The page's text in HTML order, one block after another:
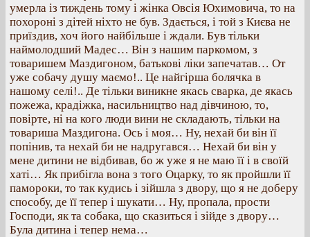
умерла із тиждень тому і жінка Овсія Юхимовича, то на
похороні з дітей ніхто не був. Здається, і той з Києва не
приїздив, хоч його найбільше і ждали. Був тільки
наймолодший Мадес… Він з нашим паркомом, з
товаришем Маздигоном, батькові ліки запечатав… От
уже собачу душу маємо!.. Це найгірша болячка в
нашому селі!.. Де тільки виникне якась сварка, де якась
пожежа, крадіжка, насильництво над дівчиною, то,
повірте, ні на кого люди вини не складають, тільки на
товариша Маздигона. Ось і моя… Ну, нехай би він її
попінив, та нехай би не надругався… Нехай би він у
мене дитини не відбивав, бо ж уже я не маю її і в своїй
хаті… Як прибігла вона з того Оцарку, то як пройшли її
памороки, то так кудись і зійшла з двору, що я не доберу
способу, де її тепер і шукати… Ну, пропала, прости
Господи, як та собака, що сказиться і зійде з двору…
Була дитина і тепер нема…